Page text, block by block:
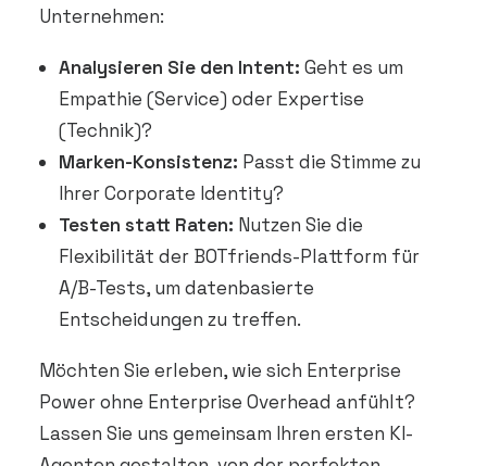
Unternehmen:
Analysieren Sie den Intent: Geht es um
Empathie (Service) oder Expertise
(Technik)?
Marken-Konsistenz: Passt die Stimme zu
Ihrer Corporate Identity?
Testen statt Raten: Nutzen Sie die
Flexibilität der BOTfriends-Plattform für
A/B-Tests, um datenbasierte
Entscheidungen zu treffen.
Möchten Sie erleben, wie sich Enterprise
Power ohne Enterprise Overhead anfühlt?
Lassen Sie uns gemeinsam Ihren ersten KI-